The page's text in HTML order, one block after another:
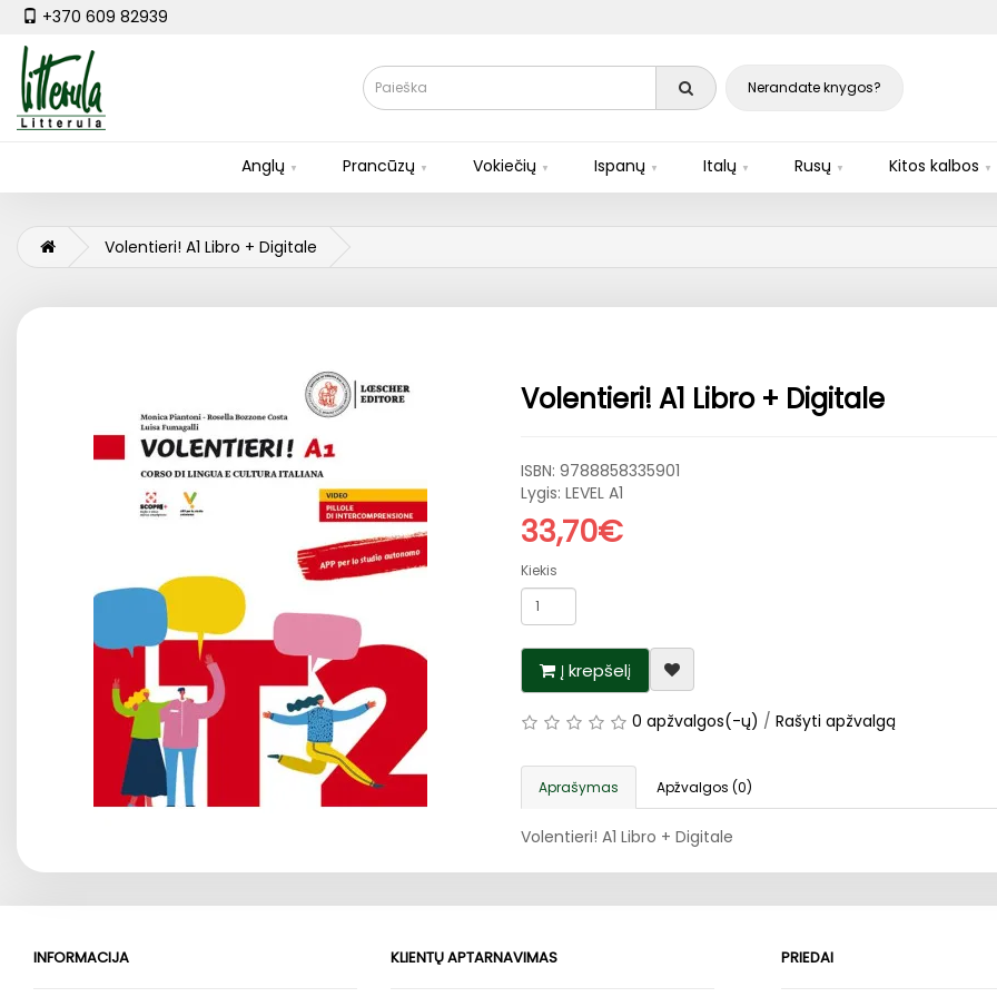
+370 609 82939
Nerandate knygos?
Anglų Prancūzų Vokiečių Ispanų Italų Rusų Kitos kalbos
Volentieri! A1 Libro + Digitale
Volentieri! A1 Libro + Digitale
ISBN: 9788858335901
Lygis: LEVEL A1
33,70€
Kiekis
Į krepšelį
0 apžvalgos(-ų) / Rašyti apžvalgą
Aprašymas Apžvalgos (0)
Volentieri! A1 Libro + Digitale
INFORMACIJA KLIENTŲ APTARNAVIMAS PRIEDAI